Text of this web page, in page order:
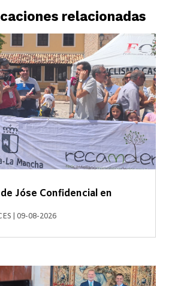
relacionadas
Jóse Confidencial en
09-08-2026